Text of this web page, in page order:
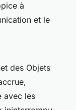
à
et le
des Objets
avec les